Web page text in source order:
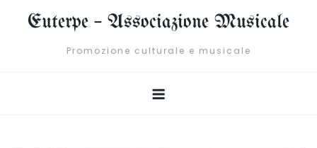
Euterpe – Associazione Musicale
Promozione culturale e musicale